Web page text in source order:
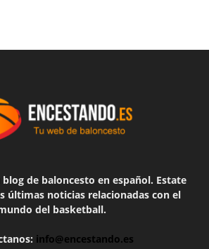
de baloncesto en español. Estate
últimas noticias relacionadas con el
del basketball.
info@encestando.es